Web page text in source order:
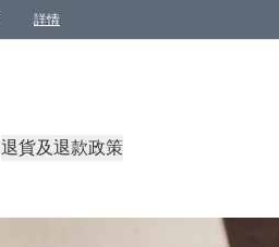
詳情
退貨及退款政策